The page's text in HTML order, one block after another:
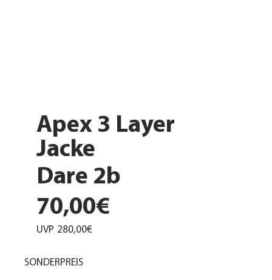
Apex 3 Layer
Jacke
Dare 2b
70,00€
UVP 280,00€
SONDERPREIS